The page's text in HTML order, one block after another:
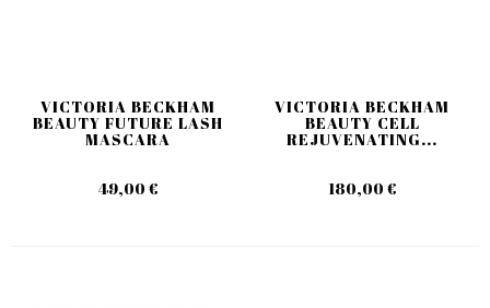
VICTORIA BECKHAM
BEAUTY FUTURE LASH
MASCARA
49,00 €
VICTORIA BECKHAM
BEAUTY CELL
REJUVENATING...
180,00 €